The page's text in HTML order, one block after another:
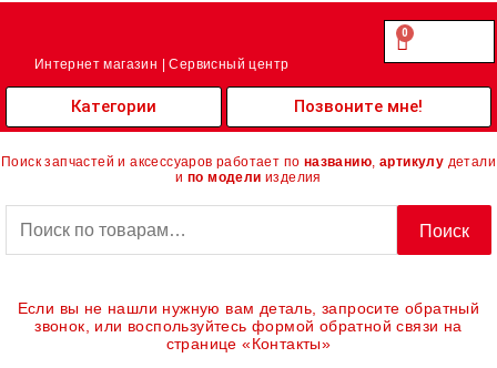
Перейти
Интернет магазин | Сервисный центр
0.00
0
Cart
Категории Позвоните мне!
Поиск запчастей и аксессуаров работает по названию артикулу детали
и по модели изделия
Поиск
Если вы не нашли нужную вам деталь, запросите обратный
звонок, или воспользуйтесь формой обратной связи на
странице «Контакты»